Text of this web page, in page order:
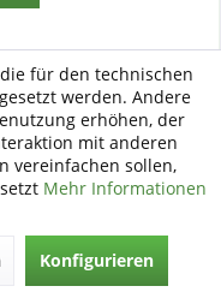
für den technischen
werden. Andere
erhöhen, der
mit anderen
vereinfachen sollen,
Mehr Informationen
Konfigurieren